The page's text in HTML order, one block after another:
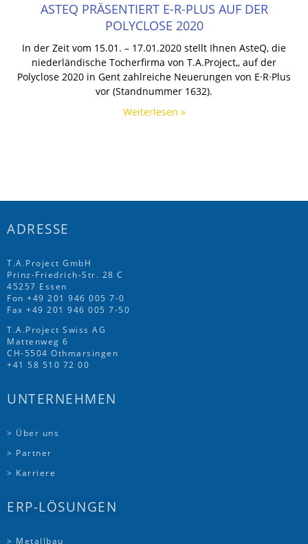
ASTEQ PRÄSENTIERT E-R-PLUS AUF DER
POLYCLOSE 2020
In der Zeit vom 15.01. – 17.01.2020 stellt Ihnen AsteQ, die
niederländische Tocherfirma von T.A.Project,, auf der
Polyclose 2020 in Gent zahlreiche Neuerungen von E·R·Plus
vor (Standnummer 1632).
Weiterlesen »
ADRESSE
T.A.Project GmbH
Prinz-Friedrich-Str. 28 C
45257 Essen
Fon +49 201 946 005 7-0
Fax +49 201 946 005 7-50
T.A.Project Swiss AG
Mattenweg 6
CH-5504 Othmarsingen
+41 58 510 72 00
UNTERNEHMEN
> Über uns
> Partner
> Karriere
ERP-LÖSUNGEN
> Metallbau